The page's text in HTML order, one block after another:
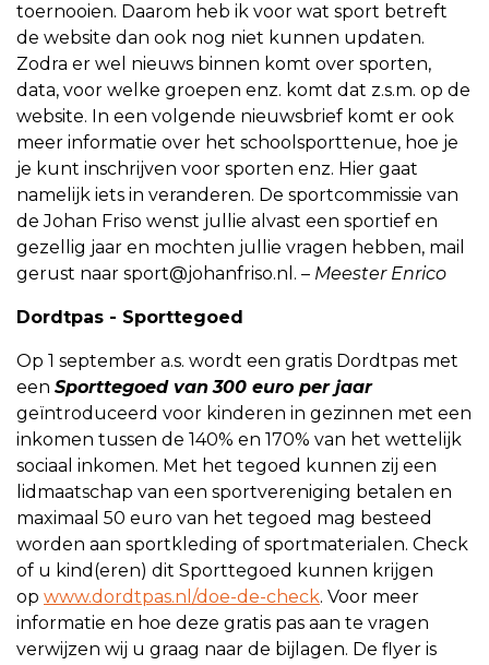
toernooien. Daarom heb ik voor wat sport betreft
de website dan ook nog niet kunnen updaten.
Zodra er wel nieuws binnen komt over sporten,
data, voor welke groepen enz. komt dat z.s.m. op de
website. In een volgende nieuwsbrief komt er ook
meer informatie over het schoolsporttenue, hoe je
je kunt inschrijven voor sporten enz. Hier gaat
namelijk iets in veranderen. De sportcommissie van
de Johan Friso wenst jullie alvast een sportief en
gezellig jaar en mochten jullie vragen hebben, mail
gerust naar sport@johanfriso.nl. – Meester Enrico
Dordtpas - Sporttegoed
Op 1 september a.s. wordt een gratis Dordtpas met
een Sporttegoed van 300 euro per jaar
geïntroduceerd voor kinderen in gezinnen met een
inkomen tussen de 140% en 170% van het wettelijk
sociaal inkomen. Met het tegoed kunnen zij een
lidmaatschap van een sportvereniging betalen en
maximaal 50 euro van het tegoed mag besteed
worden aan sportkleding of sportmaterialen. Check
of u kind(eren) dit Sporttegoed kunnen krijgen
op www.dordtpas.nl/doe-de-check. Voor meer
informatie en hoe deze gratis pas aan te vragen
verwijzen wij u graag naar de bijlagen. De flyer is